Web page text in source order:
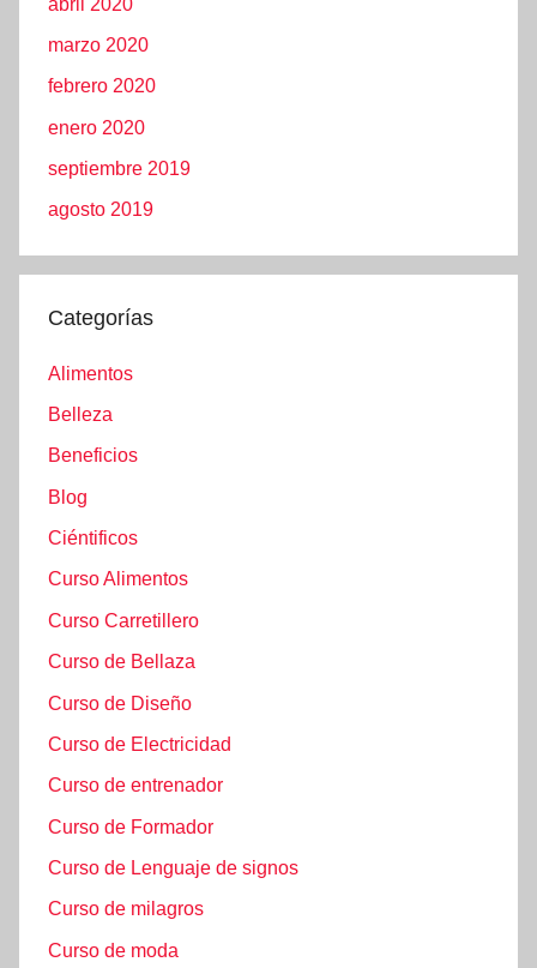
marzo 2020
febrero 2020
enero 2020
septiembre 2019
agosto 2019
Categorías
Alimentos
Belleza
Beneficios
Blog
Ciéntificos
Curso Alimentos
Curso Carretillero
Curso de Bellaza
Curso de Diseño
Curso de Electricidad
Curso de entrenador
Curso de Formador
Curso de Lenguaje de signos
Curso de milagros
Curso de moda